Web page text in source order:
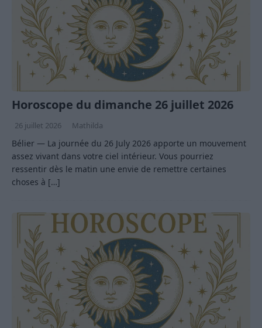
Horoscope du dimanche 26 juillet 2026
26 juillet 2026 Mathilda
Bélier — La journée du 26 July 2026 apporte un mouvement
assez vivant dans votre ciel intérieur. Vous pourriez
ressentir dès le matin une envie de remettre certaines
choses à […]